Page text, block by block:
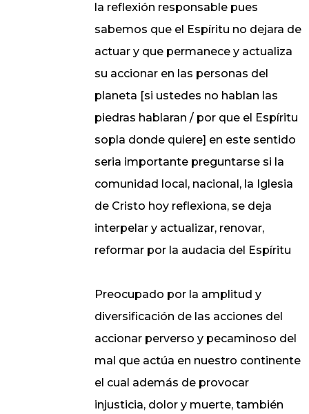
la reflexión responsable pues
sabemos que el Espíritu no dejara de
actuar y que permanece y actualiza
su accionar en las personas del
planeta [si ustedes no hablan las
piedras hablaran / por que el Espíritu
sopla donde quiere] en este sentido
seria importante preguntarse si la
comunidad local, nacional, la Iglesia
de Cristo hoy reflexiona, se deja
interpelar y actualizar, renovar,
reformar por la audacia del Espíritu
Preocupado por la amplitud y
diversificación de las acciones del
accionar perverso y pecaminoso del
mal que actúa en nuestro continente
el cual además de provocar
injusticia, dolor y muerte, también